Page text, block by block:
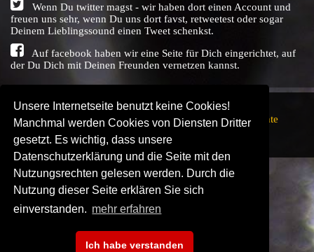
Unsere Internetseite benutzt keine Cookies!
Manchmal werden Cookies von Diensten Dritter
gesetzt. Es wichtig, dass unsere
Datenschutzerklärung und die Seite mit den
Nutzungsrechten gelesen werden. Durch die
Nutzung dieser Seite erklären Sie sich
einverstanden. mehr erfahren
Ich habe verstanden
Wenn Du twitter magst - wir haben dort einen Account und
freuen uns sehr, wenn Du uns dort favst, retweetest oder sogar
Deinem Lieblingssound einen Tweet schenkst.
Auf facebook haben wir eine Seite für Dich eingerichtet, auf
der Du Dich mit Deinen Freunden vernetzen kannst.
Copyright © Audio Union GbR, 1999 - 2026,Nutzungsrechte
SENDEPLATZ↗